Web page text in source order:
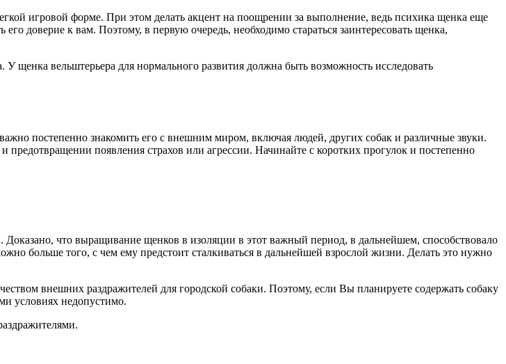
игровой форме. При этом делать акцент на поощрении за выполнение, ведь психика щенка еще
доверие к вам. Поэтому, в первую очередь, необходимо стараться заинтересовать щенка,
щенка вельштерьера для нормального развития должна быть возможность исследовать
постепенно знакомить его с внешним миром, включая людей, других собак и различные звуки.
появления страхов или агрессии. Начинайте с коротких прогулок и постепенно
. Доказано, что выращивание щенков в изоляции в этот важный период, в дальнейшем, способствовало
больше того, с чем ему предстоит сталкиваться в дальнейшей взрослой жизни. Делать это нужно
внешних раздражителей для городской собаки. Поэтому, если Вы планируете содержать собаку
условиях недопустимо.